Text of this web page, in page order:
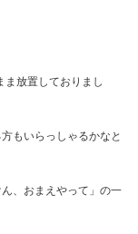
ま放置しておりまし
もいらっしゃるかなと
、おまえやって」の一